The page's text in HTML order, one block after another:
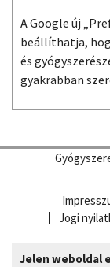
A Google új
beállíthatja,
és
gyakrabban
Jogi
Jelen weboldal